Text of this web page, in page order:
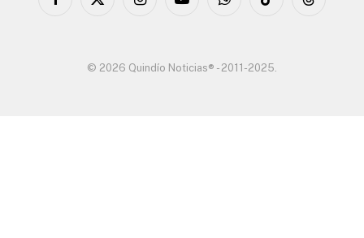
Facebook
X
InstagramYouTubeWhatsAppTikTok Threads
© 2026 Quindío Noticias® - 2011-2025.